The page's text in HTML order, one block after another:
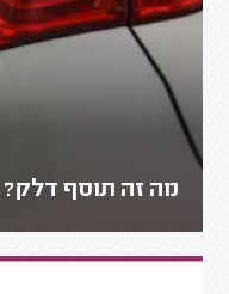
מה זה תוסף דלק?